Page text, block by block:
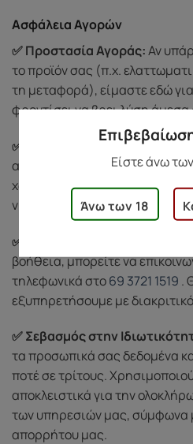
Ασφάλεια Αγορών
✅ Προστασία Αγοράς:Αν
το προϊόν σας (π.χ.
τη μεταφορά), είμαστε εδώ
φροντίσει να βρει λύση
✅ Διακριτική Συσκευασία:
αποστέλλονται σε ουδέτερη
χωρίς λογότυπα ή ενδείξεις
νιώσετε άνετα κατά την
✅ Εξυπηρέτηση Πελατών:
βοήθεια, μπορείτε να
τηλεφωνικά στο69 3721 1519 .
εξυπηρετήσουμε με
✅ Σεβασμός στην
τα προσωπικά σας δεδομένα
ποτέ σε τρίτους.
αποκλειστικά για την
των υπηρεσιών μας, σύμφωνα
απορρήτου μας.
Είστε άνω
Άνω των 18